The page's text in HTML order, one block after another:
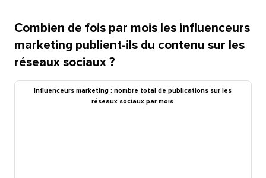
Combien de fois par mois les influenceurs
marketing publient-ils du contenu sur les
réseaux sociaux ?​​
Influenceurs marketing : nombre total de publications sur les
réseaux sociaux par mois​​